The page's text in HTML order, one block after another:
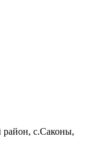
район, с.Саконы,